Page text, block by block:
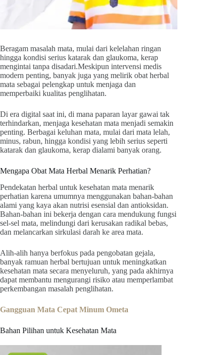
Beragam masalah mata, mulai dari kelelahan ringan
hingga kondisi serius katarak dan glaukoma, kerap
mengintai tanpa disadari.Meskipun intervensi medis
modern penting, banyak juga yang melirik obat herbal
mata sebagai pelengkap untuk menjaga dan
memperbaiki kualitas penglihatan.
Di era digital saat ini, di mana paparan layar gawai tak
terhindarkan, menjaga kesehatan mata menjadi semakin
penting. Berbagai keluhan mata, mulai dari mata lelah,
minus, rabun, hingga kondisi yang lebih serius seperti
katarak dan glaukoma, kerap dialami banyak orang.
Mengapa Obat Mata Herbal Menarik Perhatian?
Pendekatan herbal untuk kesehatan mata menarik
perhatian karena umumnya menggunakan bahan-bahan
alami yang kaya akan nutrisi esensial dan antioksidan.
Bahan-bahan ini bekerja dengan cara mendukung fungsi
sel-sel mata, melindungi dari kerusakan radikal bebas,
dan melancarkan sirkulasi darah ke area mata.
Alih-alih hanya berfokus pada pengobatan gejala,
banyak ramuan herbal bertujuan untuk meningkatkan
kesehatan mata secara menyeluruh, yang pada akhirnya
dapat membantu mengurangi risiko atau memperlambat
perkembangan masalah penglihatan.
Gangguan Mata Cepat Minum Ometa
Bahan Pilihan untuk Kesehatan Mata